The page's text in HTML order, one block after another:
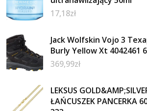
17,18zł
Jack Wolfskin Vojo 3
Burly Yellow Xt 4042461
369,99zł
LEKSUS
ŁAŃCUSZEK PANCERKA